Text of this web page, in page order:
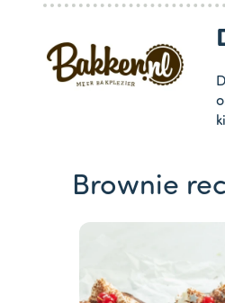
Brownie